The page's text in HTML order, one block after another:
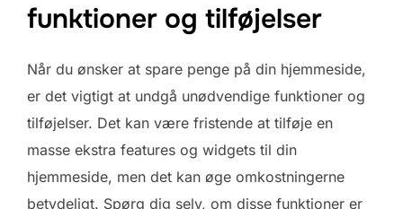
funktioner og tilføjelser
Når du ønsker at spare penge på din hjemmeside,
er det vigtigt at undgå unødvendige funktioner og
tilføjelser. Det kan være fristende at tilføje en
masse ekstra features og widgets til din
hjemmeside, men det kan øge omkostningerne
betydeligt. Spørg dig selv, om disse funktioner er